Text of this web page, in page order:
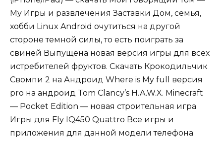
My Игры и развлечения Заставки Дом, семья,
хобби Linux Android очутиться на другой
стороне темной силы, то есть поиграть за
свиней Выпущена новая версия игры для всех
истребителей фруктов. Скачать Крокодильчик
Свомпи 2 на Андроид Where is My full версия
pro на андроид Tom Clancy’s H.A.W.X. Minecraft
— Pocket Edition — новая строительная игра
Игры для Fly IQ450 Quattro Все игры и
приложения для данной модели телефона